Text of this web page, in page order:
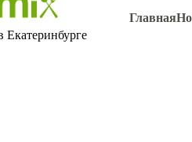
Екатеринбурге
Главная